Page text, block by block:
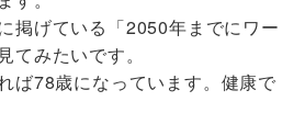
掲げている「2050年までにワー
てみたいです。
ば78歳になっています。健康で